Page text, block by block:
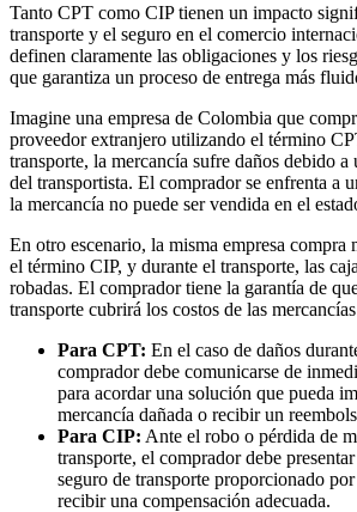
Tanto CPT como CIP tienen un impacto
transporte y el seguro en el comercio
definen claramente las obligaciones y los
que garantiza un proceso de entrega más
Imagine una empresa de Colombia que
proveedor extranjero utilizando el término
transporte, la mercancía sufre daños debido a
del transportista. El comprador se enfrenta a
la mercancía no puede ser vendida en el
En otro escenario, la misma empresa compra
el término CIP, y durante el transporte, las
robadas. El comprador tiene la garantía de
transporte cubrirá los costos de las
Para CPT: En el caso de daños
comprador debe comunicarse de
para acordar una solución que pueda
mercancía dañada o recibir un
Para CIP: Ante el robo o pérdida de
transporte, el comprador debe
seguro de transporte proporcionado
recibir una compensación adecuada.